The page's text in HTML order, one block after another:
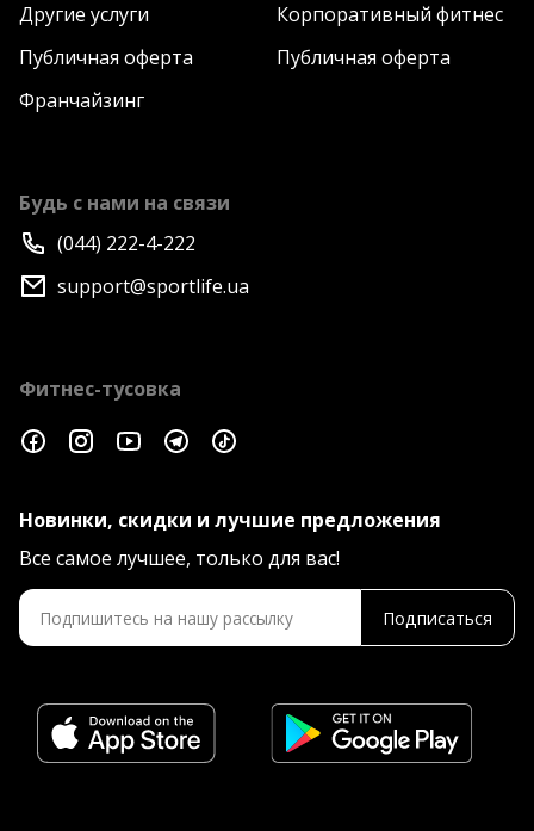
Другие услуги
Корпоративный фитнес
Публичная оферта
Публичная оферта
Франчайзинг
Будь с нами на связи
(044) 222-4-222
support@sportlife.ua
Фитнес-тусовка
Новинки, скидки и лучшие предложения
Все самое лучшее, только для вас!
Подписаться